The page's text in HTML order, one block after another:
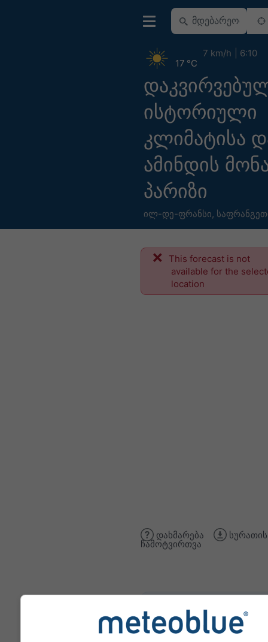
ისტორიული
კლიმატისა
ამინდის
პარიზი
ილ-დე-ფრანსი,
17 °C
7 km/h 6:10
This forecast is not
available for the
location
დახმარება სურათის
ჩამოტვირთვა
climate+
შეისწავლეთ ჩვენი